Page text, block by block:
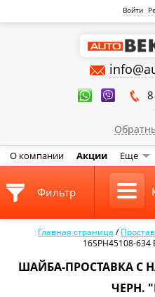
Войти
О компании Акции Еще
Главная страница /
16SPH45108-634
ШАЙБА-ПРОСТАВКА С
ЧЕРН.
Фильтр